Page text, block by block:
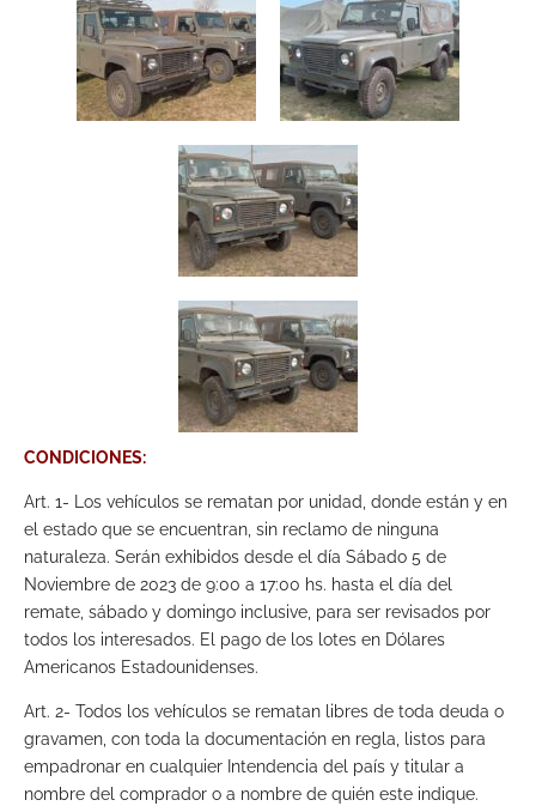
CONDICIONES:
Art. 1- Los vehículos se rematan por unidad, donde están y en
el estado que se encuentran, sin reclamo de ninguna
naturaleza. Serán exhibidos desde el día Sábado 5 de
Noviembre de 2023 de 9:00 a 17:00 hs. hasta el día del
remate, sábado y domingo inclusive, para ser revisados por
todos los interesados. El pago de los lotes en Dólares
Americanos Estadounidenses.
Art. 2- Todos los vehículos se rematan libres de toda deuda o
gravamen, con toda la documentación en regla, listos para
empadronar en cualquier Intendencia del país y titular a
nombre del comprador o a nombre de quién este indique.